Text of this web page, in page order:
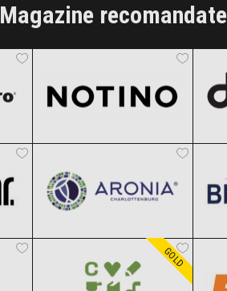
Magazine recomandate
Clic și Vezi Ofertele!
Clic și Vezi Ofertele!
Black Friday 2026
GOLD